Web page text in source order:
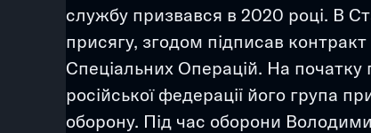
службу призвався в 2020 році. В
присягу, згодом підписав
Спеціальних Операцій. На
російської федерації його група
оборону. Під час оборони